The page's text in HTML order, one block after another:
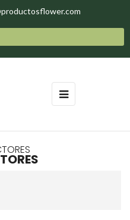
Navegación
de
☰